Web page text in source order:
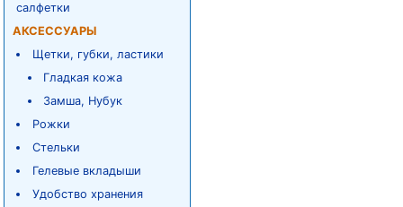
салфетки
АКСЕССУАРЫ
Щетки, губки, ластики
Гладкая кожа
Замша, Нубук
Рожки
Стельки
Гелевые вкладыши
Удобство хранения